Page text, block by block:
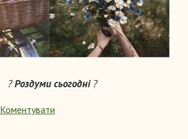
?Роздуми сьогодні?
Коментувати